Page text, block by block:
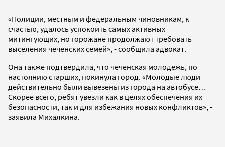
«Полиции, местным и федеральным чиновникам, к
счастью, удалось успокоить самых активных
митингующих, но горожане продолжают требовать
выселения чеченских семей», - сообщила адвокат.
Она также подтвердила, что чеченская молодежь, по
настоянию старших, покинула город. «Молодые люди
действительно были вывезены из города на автобусе…
Скорее всего, ребят увезли как в целях обеспечения их
безопасности, так и для избежания новых конфликтов», -
заявила Михалкина.